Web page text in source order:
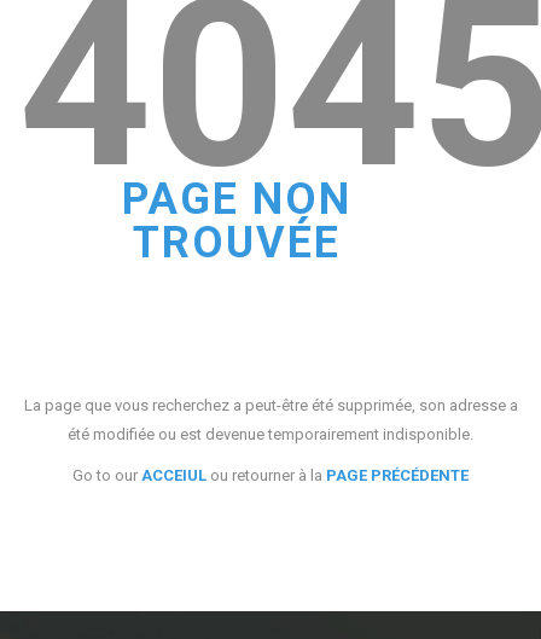
PAGE NON
TROUVÉE
La page que vous recherchez a peut-être été supprimée, son adresse a
été modifiée ou est devenue temporairement indisponible.
Go to our ACCEIUL ou retourner à la PAGE PRÉCÉDENTE